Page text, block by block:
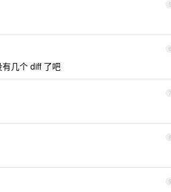
5
6
几个 diff 了吧
7
8
9